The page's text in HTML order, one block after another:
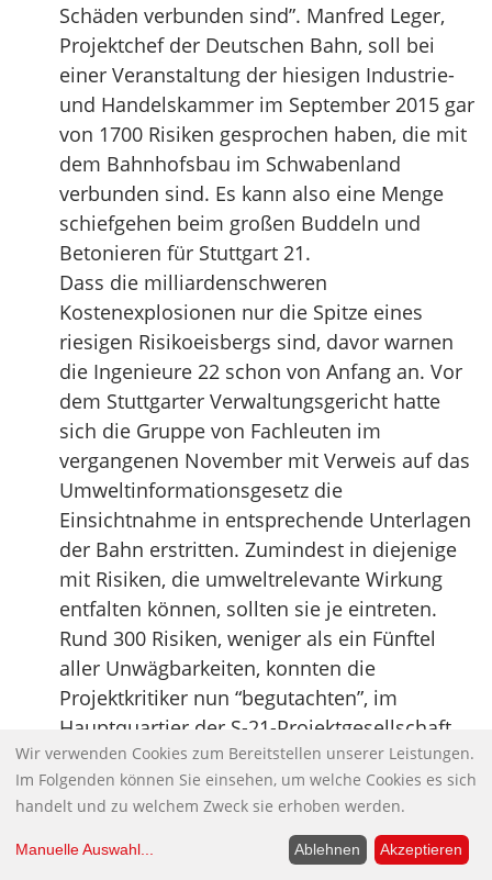
Schäden verbunden sind”. Manfred Leger,
Projektchef der Deutschen Bahn, soll bei
einer Veranstaltung der hiesigen Industrie-
und Handelskammer im September 2015 gar
von 1700 Risiken gesprochen haben, die mit
dem Bahnhofsbau im Schwabenland
verbunden sind. Es kann also eine Menge
schiefgehen beim großen Buddeln und
Betonieren für Stuttgart 21.
Dass die milliardenschweren
Kostenexplosionen nur die Spitze eines
riesigen Risikoeisbergs sind, davor warnen
die Ingenieure 22 schon von Anfang an. Vor
dem Stuttgarter Verwaltungsgericht hatte
sich die Gruppe von Fachleuten im
vergangenen November mit Verweis auf das
Umweltinformationsgesetz die
Einsichtnahme in entsprechende Unterlagen
der Bahn erstritten. Zumindest in diejenige
mit Risiken, die umweltrelevante Wirkung
entfalten können, sollten sie je eintreten.
Rund 300 Risiken, weniger als ein Fünftel
aller Unwägbarkeiten, konnten die
Projektkritiker nun “begutachten”, im
Hauptquartier der S-21-Projektgesellschaft,
stets unter Aufsicht von Bahnmitarbeitern
und mit striktem Kopierverbot.
Quelle: Kontext: Wochenzeitung
“Eine kulturelle Trennlinie
Wir verwenden Cookies zum Bereitstellen unserer Leistungen.
Im Folgenden können Sie einsehen, um welche Cookies es sich
handelt und zu welchem Zweck sie erhoben werden.
Manuelle Auswahl... Ablehnen Akzeptieren